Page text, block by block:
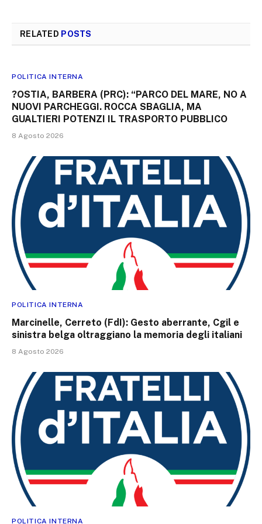
RELATED POSTS
POLITICA INTERNA
?OSTIA, BARBERA (PRC): “PARCO DEL MARE, NO A
NUOVI PARCHEGGI. ROCCA SBAGLIA, MA
GUALTIERI POTENZI IL TRASPORTO PUBBLICO
8 Agosto 2026
POLITICA INTERNA
Marcinelle, Cerreto (FdI): Gesto aberrante, Cgil e
sinistra belga oltraggiano la memoria degli italiani
8 Agosto 2026
POLITICA INTERNA